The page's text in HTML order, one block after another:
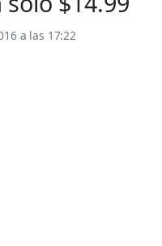
a las 17:22